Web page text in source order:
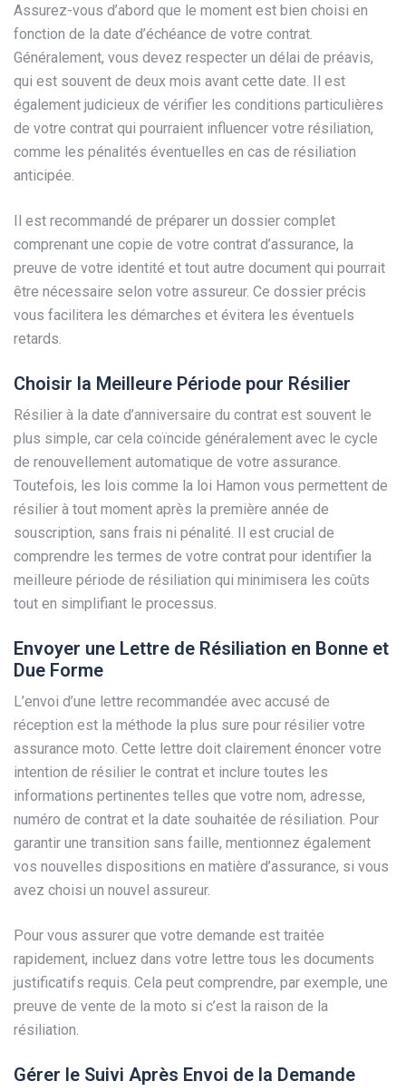
Assurez-vous d’abord que le moment est bien choisi en
fonction de la date d’échéance de votre contrat.
Généralement, vous devez respecter un délai de préavis,
qui est souvent de deux mois avant cette date. Il est
également judicieux de vérifier les conditions particulières
de votre contrat qui pourraient influencer votre résiliation,
comme les pénalités éventuelles en cas de résiliation
anticipée.
Il est recommandé de préparer un dossier complet
comprenant une copie de votre contrat d’assurance, la
preuve de votre identité et tout autre document qui pourrait
être nécessaire selon votre assureur. Ce dossier précis
vous facilitera les démarches et évitera les éventuels
retards.
Choisir la Meilleure Période pour Résilier
Résilier à la date d’anniversaire du contrat est souvent le
plus simple, car cela coïncide généralement avec le cycle
de renouvellement automatique de votre assurance.
Toutefois, les lois comme la loi Hamon vous permettent de
résilier à tout moment après la première année de
souscription, sans frais ni pénalité. Il est crucial de
comprendre les termes de votre contrat pour identifier la
meilleure période de résiliation qui minimisera les coûts
tout en simplifiant le processus.
Envoyer une Lettre de Résiliation en Bonne et
Due Forme
L’envoi d’une lettre recommandée avec accusé de
réception est la méthode la plus sure pour résilier votre
assurance moto. Cette lettre doit clairement énoncer votre
intention de résilier le contrat et inclure toutes les
informations pertinentes telles que votre nom, adresse,
numéro de contrat et la date souhaitée de résiliation. Pour
garantir une transition sans faille, mentionnez également
vos nouvelles dispositions en matière d’assurance, si vous
avez choisi un nouvel assureur.
Pour vous assurer que votre demande est traitée
rapidement, incluez dans votre lettre tous les documents
justificatifs requis. Cela peut comprendre, par exemple, une
preuve de vente de la moto si c’est la raison de la
résiliation.
Gérer le Suivi Après Envoi de la Demande